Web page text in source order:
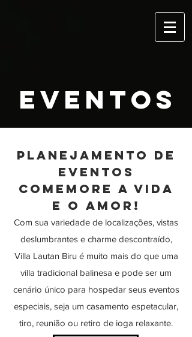
Planejamento de
Eventos
COMEMORE A VIDA
E O AMOR!
Com sua variedade de localizações, vistas
deslumbrantes e charme descontraído,
Villa Lautan Biru é muito mais do que uma
villa tradicional balinesa e pode ser um
cenário único para hospedar seus eventos
especiais, seja um casamento espetacular,
tiro, reunião ou retiro de ioga relaxante.
EVENTOS